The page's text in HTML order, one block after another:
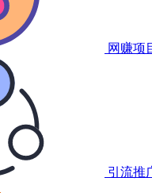
网赚项
引流推